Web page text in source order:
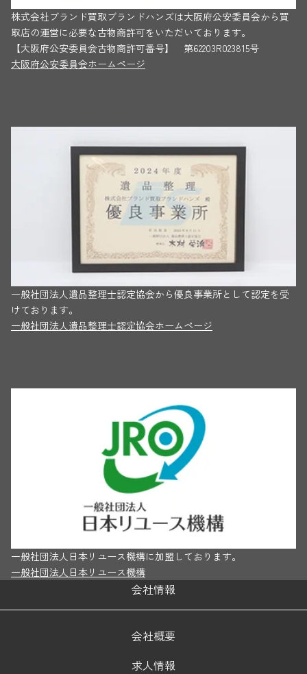
株式会社ブランド買取ブランドハンズは大阪府公安委員会から買
取店の運営に必要な古物商許可をいただいております。
【大阪府公安委員会古物商許可番号】 第62203R023815号
大阪府公安委員会ホームページ
一般社団法人遺品整理士認定協会から優良事業所として認定を受
けております。
一般社団法人遺品整理士認定協会ホームページ
一般社団法人日本リユース機構に加盟しております。
一般社団法人日本リユース機構
会社情報
会社概要
求人情報